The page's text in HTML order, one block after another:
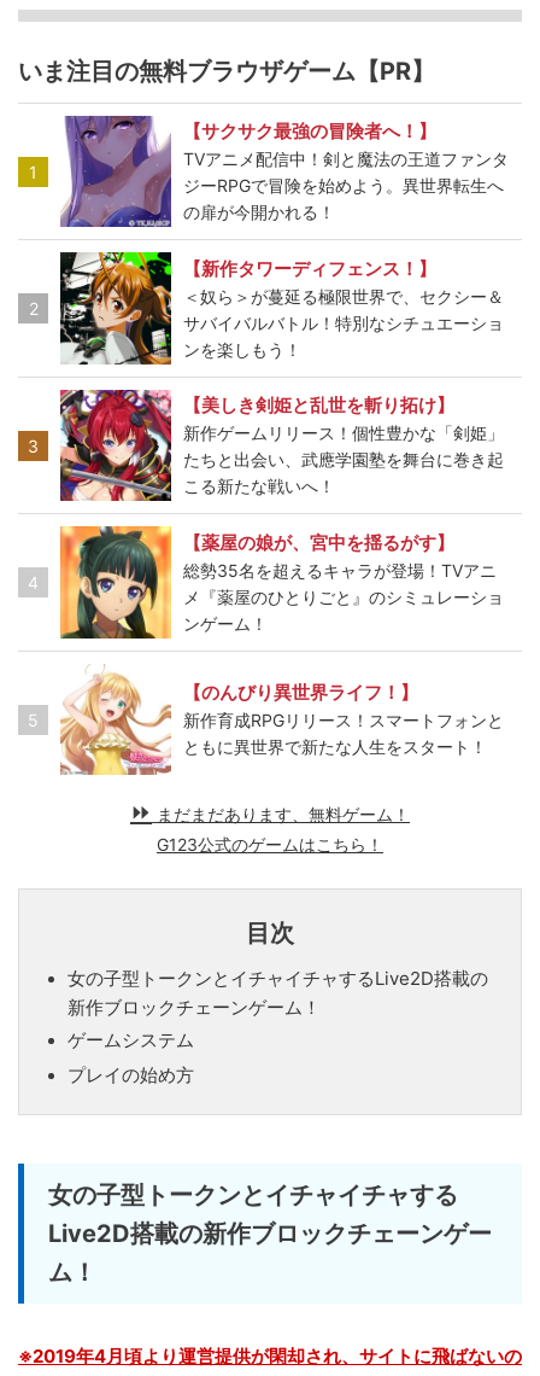
いま注目の無料ブラウザゲーム【PR】
1
【サクサク最強の冒険者へ！】
TVアニメ配信中！剣と魔法の王道ファンタ
ジーRPGで冒険を始めよう。異世界転生へ
の扉が今開かれる！
2
【新作タワーディフェンス！】
＜奴ら＞が蔓延る極限世界で、セクシー＆
サバイバルバトル！特別なシチュエーショ
ンを楽しもう！
3
【美しき剣姫と乱世を斬り拓け】
新作ゲームリリース！個性豊かな「剣姫」
たちと出会い、武應学園塾を舞台に巻き起
こる新たな戦いへ！
4
【薬屋の娘が、宮中を揺るがす】
総勢35名を超えるキャラが登場！TVアニ
メ『薬屋のひとりごと』のシミュレーショ
ンゲーム！
5
【のんびり異世界ライフ！】
新作育成RPGリリース！スマートフォンと
ともに異世界で新たな人生をスタート！
まだまだあります、無料ゲーム！
G123公式のゲームはこちら！
目次
女の子型トークンとイチャイチャするLive2D搭載の
新作ブロックチェーンゲーム！
ゲームシステム
プレイの始め方
女の子型トークンとイチャイチャする
Live2D搭載の新作ブロックチェーンゲー
ム！
※2019年4月頃より運営提供が閑却され、サイトに飛ばないの